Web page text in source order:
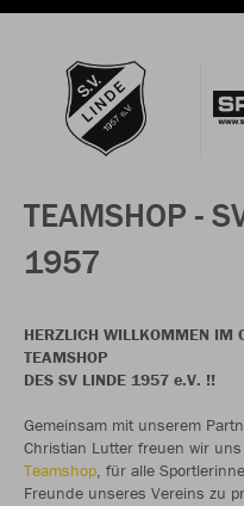
TEAMSHOP -
1957
HERZLICH WILLKOMMEN IM
TEAMSHOP
DES SV LINDE 1957 e.V. !!
Gemeinsam mit unserem
Christian Lutter freuen wir
Teamshop, für alle
Freunde unseres Vereins zu